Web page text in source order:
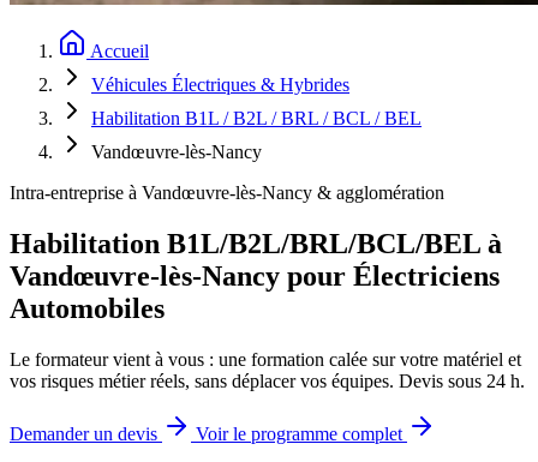
Accueil
Véhicules Électriques & Hybrides
Habilitation B1L / B2L / BRL / BCL / BEL
Vandœuvre-lès-Nancy
Intra-entreprise à Vandœuvre-lès-Nancy & agglomération
Habilitation B1L/B2L/BRL/BCL/BEL à
Vandœuvre-lès-Nancy pour Électriciens
Automobiles
Le formateur vient à vous : une formation calée sur votre matériel et
vos risques métier réels, sans déplacer vos équipes. Devis sous 24 h.
Demander un devis
Voir le programme complet